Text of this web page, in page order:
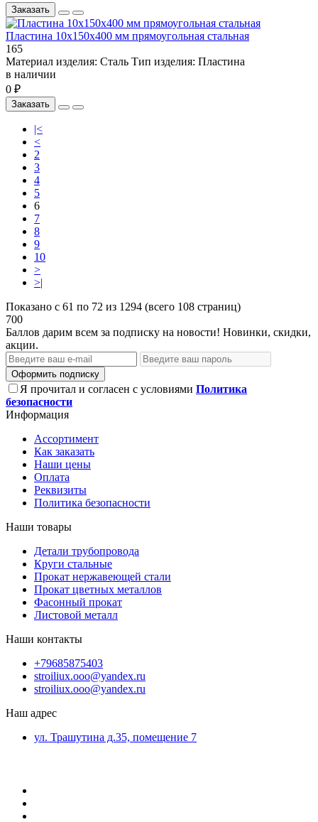
Заказать
Пластина 10х150х400 мм прямоугольная стальная
165
Материал изделия: Сталь Тип изделия: Пластина
в наличии
0 ₽
Заказать
|<
<
2
3
4
5
6
7
8
9
10
>
>|
Показано с 61 по 72 из 1294 (всего 108 страниц)
700
Баллов дарим всем за подписку на новости! Новинки, скидки,
акции.
Оформить подписку
Я прочитал и согласен с условиями Политика
безопасности
Информация
Ассортимент
Как заказать
Наши цены
Оплата
Реквизиты
Политика безопасности
Наши товары
Детали трубопровода
Круги стальные
Прокат нержавеющей стали
Прокат цветных металлов
Фасонный прокат
Листовой металл
Наши контакты
+79685875403
stroiliux.ooo@yandex.ru
stroiliux.ooo@yandex.ru
Наш адрес
ул. Трашутина д.35, помещение 7